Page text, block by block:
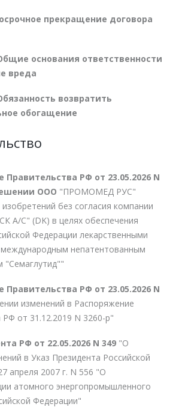
прекращение договора
основания ответственности
вреда
возвратить
обогащение
Правительства РФ от 23.05.2026 N
ООО "ПРОМОМЕД РУС"
без согласия компании
А/С" (DK) в целях обеспечения
Федерации лекарственными
непатентованным
"Семаглутид""
Правительства РФ от 23.05.2026 N
изменений в Распоряжение
РФ от 31.12.2019 N 3260-р"
РФ от 22.05.2026 N 349 "О
в Указ Президента Российской
апреля 2007 г. N 556 "О
атомного энергопромышленного
Федерации"